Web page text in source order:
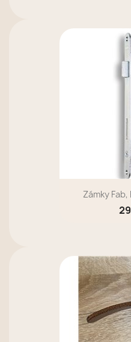
Zámky